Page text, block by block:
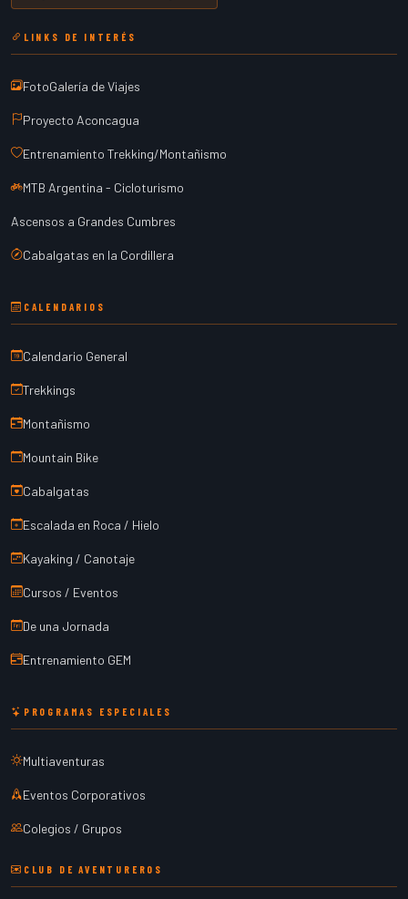
LINKS DE INTERÉS
FotoGalería de Viajes
Proyecto Aconcagua
Entrenamiento Trekking/Montañismo
MTB Argentina - Cicloturismo
Ascensos a Grandes Cumbres
Cabalgatas en la Cordillera
CALENDARIOS
Calendario General
Trekkings
Montañismo
Mountain Bike
Cabalgatas
Escalada en Roca / Hielo
Kayaking / Canotaje
Cursos / Eventos
De una Jornada
Entrenamiento GEM
PROGRAMAS ESPECIALES
Multiaventuras
Eventos Corporativos
Colegios / Grupos
CLUB DE AVENTUREROS